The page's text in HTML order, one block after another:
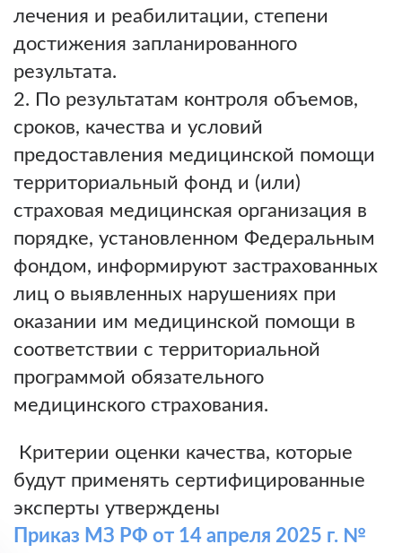
лечения и реабилитации, степени
достижения запланированного
результата.
По результатам контроля объемов,
сроков, качества и условий
предоставления медицинской помощи
территориальный фонд и (или)
страховая медицинская организация в
порядке, установленном Федеральным
фондом, информируют застрахованных
лиц о выявленных нарушениях при
оказании им медицинской помощи в
соответствии с территориальной
программой обязательного
медицинского страхования.
Критерии оценки качества, которые
будут применять сертифицированные
эксперты утверждены
Приказ МЗ РФ от 14 апреля 2025 г. №